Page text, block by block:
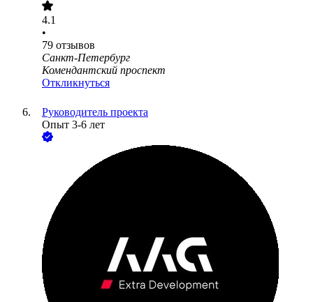
4.1
•
79 отзывов
Санкт-Петербург
Комендантский проспект
Откликнуться
Руководитель проекта
Опыт 3-6 лет